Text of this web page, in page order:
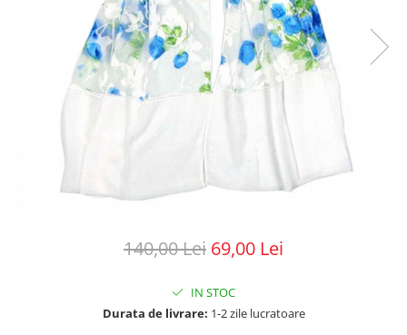
140,00 Lei 69,00 Lei
IN STOC
Durata de livrare: 1-2 zile lucratoare